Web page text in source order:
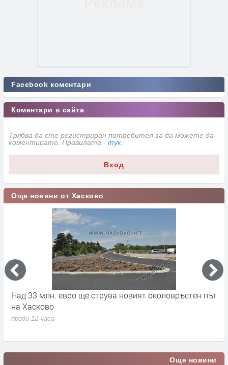
Facebook коментари
Коментари в сайта
Трябва да сте регистриран потребител за да можете да
коментирате. Правилата - тук
Вход
Още новини от Хасково
Над 33 млн. евро ще струва новият околовръстен път
на Хасково
преди 12 часа
Още новини